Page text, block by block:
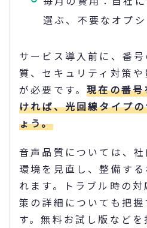
選ぶ、不要なオプ
サービス導入前に、番
質、セキュリティ対策
が必要です。現在の番
ければ、光回線タイプ
ょう。
音声品質については、
環境を見直し、整備す
れます。トラブル時の
策の詳細についても把
す。無料お試し版など